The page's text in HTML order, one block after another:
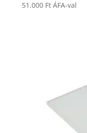
51.000 Ft ÁFA-val